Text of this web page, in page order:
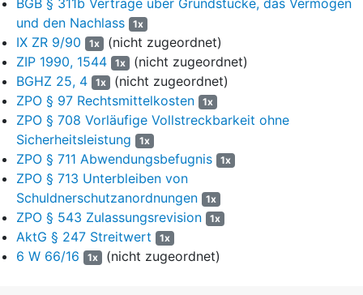
Komplementäre.
§ 19 Auflösung der Gesellschaft
1. Die Gesellschaft kann mit Zustimmung der Mehrheit von
drei Vierteln der abgegebenen Stimmen der
Gesellschafterversammlung zum Ende eines
Geschäftsjahres aufgelöst werden, frühestens jedoch zum
31.12.2015. Im Falle einer Auflösung ist die Gesellschaft durch
die geschäftsführungsbefugten Gesellschafter abzuwickeln
und das Gesellschaftsvermögen zu verwerten. Dabei ist der
Beirat vor dem Abschluss von Verträgen über die
Veräußerung von Grundbesitz darüber zu hören, ob der in
Aussicht genommene Kaufpreis angemessen und das
Interesse der Gesellschafter insgesamt gewahrt ist….
und den Nachlass
1x
IX ZR 9/90 1x (nicht zugeordnet)
ZIP 1990, 1544
1x (nicht zugeordnet)
BGHZ 25, 4
1x (nicht zugeordnet)
ZPO § 97 Rechtsmittelkosten
1x
ZPO § 708 Vorläufige Vollstreckbarkeit ohne
Sicherheitsleistung
1x
ZPO § 711 Abwendungsbefugnis 1x
ZPO § 713 Unterbleiben von
Schuldnerschutzanordnungen
1x
ZPO § 543 Zulassungsrevision 1x
AktG § 247 Streitwert 1x
6 W 66/16 1x (nicht zugeordnet)